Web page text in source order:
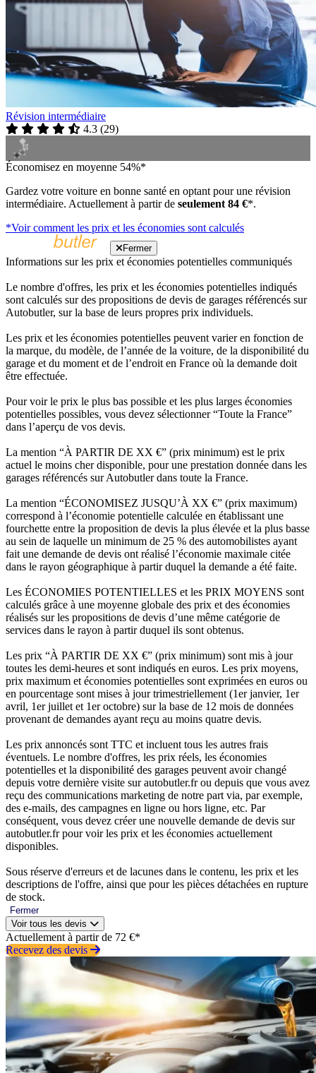
Révision intermédiaire
4.3 (29)
Économisez en moyenne 54%*
Gardez votre voiture en bonne santé en optant pour une révision
intermédiaire. Actuellement à partir de seulement 84 €*.
*Voir comment les prix et les économies sont calculés
Fermer
Informations sur les prix et économies potentielles communiqués
Le nombre d'offres, les prix et les économies potentielles indiqués
sont calculés sur des propositions de devis de garages référencés sur
Autobutler, sur la base de leurs propres prix individuels.
Les prix et les économies potentielles peuvent varier en fonction de
la marque, du modèle, de l’année de la voiture, de la disponibilité du
garage et du moment et de l’endroit en France où la demande doit
être effectuée.
Pour voir le prix le plus bas possible et les plus larges économies
potentielles possibles, vous devez sélectionner “Toute la France”
dans l’aperçu de vos devis.
La mention “À PARTIR DE XX €” (prix minimum) est le prix
actuel le moins cher disponible, pour une prestation donnée dans les
garages référencés sur Autobutler dans toute la France.
La mention “ÉCONOMISEZ JUSQU’À XX €” (prix maximum)
correspond à l’économie potentielle calculée en établissant une
fourchette entre la proposition de devis la plus élevée et la plus basse
au sein de laquelle un minimum de 25 % des automobilistes ayant
fait une demande de devis ont réalisé l’économie maximale citée
dans le rayon géographique à partir duquel la demande a été faite.
Les ÉCONOMIES POTENTIELLES et les PRIX MOYENS sont
calculés grâce à une moyenne globale des prix et des économies
réalisés sur les propositions de devis d’une même catégorie de
services dans le rayon à partir duquel ils sont obtenus.
Les prix “À PARTIR DE XX €” (prix minimum) sont mis à jour
toutes les demi-heures et sont indiqués en euros. Les prix moyens,
prix maximum et économies potentielles sont exprimées en euros ou
en pourcentage sont mises à jour trimestriellement (1er janvier, 1er
avril, 1er juillet et 1er octobre) sur la base de 12 mois de données
provenant de demandes ayant reçu au moins quatre devis.
Les prix annoncés sont TTC et incluent tous les autres frais
éventuels. Le nombre d'offres, les prix réels, les économies
potentielles et la disponibilité des garages peuvent avoir changé
depuis votre dernière visite sur autobutler.fr ou depuis que vous avez
reçu des communications marketing de notre part via, par exemple,
des e-mails, des campagnes en ligne ou hors ligne, etc. Par
conséquent, vous devez créer une nouvelle demande de devis sur
autobutler.fr pour voir les prix et les économies actuellement
disponibles.
Sous réserve d'erreurs et de lacunes dans le contenu, les prix et les
descriptions de l'offre, ainsi que pour les pièces détachées en rupture
de stock.
Fermer
Voir tous les devis
Actuellement à partir de 72 €*
Recevez des devis